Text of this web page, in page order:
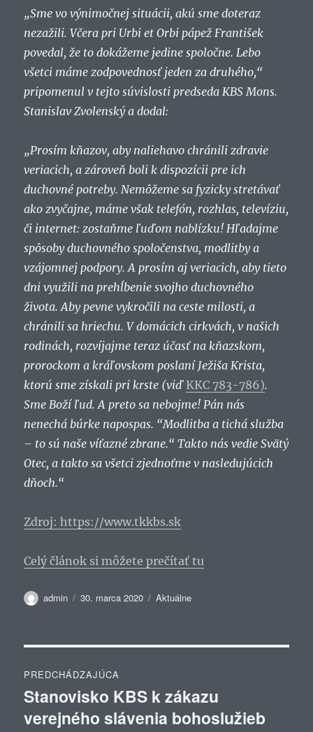
„Sme vo výnimočnej situácii, akú sme doteraz
nezažili. Včera pri Urbi et Orbi pápež František
povedal, že to dokážeme jedine spoločne. Lebo
všetci máme zodpovednosť jeden za druhého,“
pripomenul v tejto súvislosti predseda KBS Mons.
Stanislav Zvolenský a dodal:
„Prosím kňazov, aby naliehavo chránili zdravie
veriacich, a zároveň boli k dispozícii pre ich
duchovné potreby. Nemôžeme sa fyzicky stretávať
ako zvyčajne, máme však telefón, rozhlas, televíziu,
či internet: zostaňme ľuďom nablízku! Hľadajme
spôsoby duchovného spoločenstva, modlitby a
vzájomnej podpory. A prosím aj veriacich, aby tieto
dni využili na prehĺbenie svojho duchovného
života. Aby pevne vykročili na ceste milosti, a
chránili sa hriechu. V domácich cirkvách, v našich
rodinách, rozvíjajme teraz účasť na kňazskom,
prorockom a kráľovskom poslaní Ježiša Krista,
ktorú sme získali pri krste (viď KKC 783-786).
Sme Boží ľud. A preto sa nebojme! Pán nás
nenechá búrke napospas. “Modlitba a tichá služba
– to sú naše víťazné zbrane.“ Takto nás vedie Svätý
Otec, a takto sa všetci zjednoťme v nasledujúcich
dňoch.“
Zdroj: https://www.tkkbs.sk
Celý článok si môžete prečítať tu
Autor
admin Publikované
30. marca 2020 Kategórie
Aktuálne
v
článku
PREDCHÁDZAJÚCA
Predchádzajúci
článok:
Stanovisko KBS k zákazu
verejného slávenia bohoslužieb